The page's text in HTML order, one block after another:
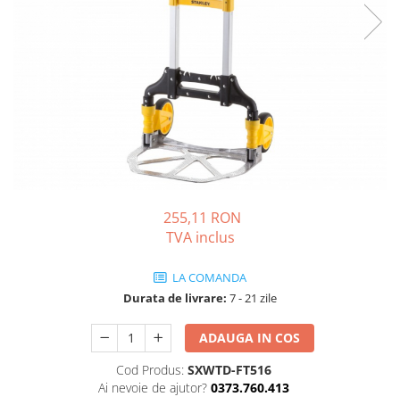
Contoare energie termica
Incalzitoare pe motorina / gaz
Distribuitoare si butelii de
Pompe de circulatie si accesorii
Detectoare si regulatoare de gaz si
Instant apa calda pe gaz / GPL
Panouri solare si fotovoltaice
Panouri solare cu tuburi vidate
255,11 RON
TVA inclus
LA COMANDA
Durata de livrare: 7 - 21 zile
ADAUGA IN COS
Cod Produs: SXWTD-FT516
Ai nevoie de ajutor? 0373.760.413